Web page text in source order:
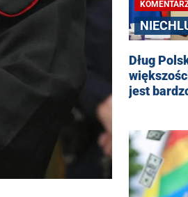
Dług
jest